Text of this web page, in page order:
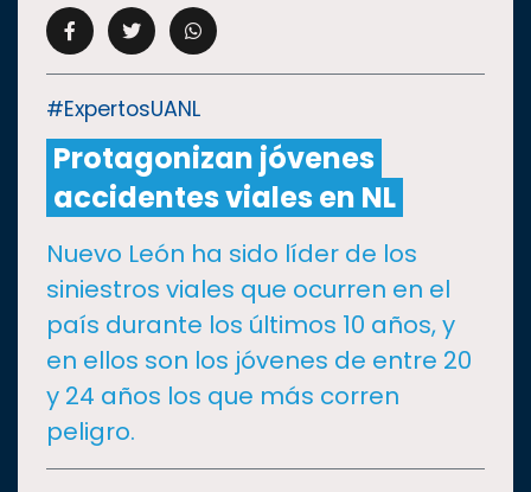
CAMPUS UANL
CULTURA
I+D+IEXPERTOS
SALUD
SUSTENTABILIDAD
#ExpertosUANL
Protagonizan jóvenes
accidentes viales en NL
Nuevo León ha sido líder de los
siniestros viales que ocurren en el
país durante los últimos 10 años, y
en ellos son los jóvenes de entre 20
y 24 años los que más corren
peligro.